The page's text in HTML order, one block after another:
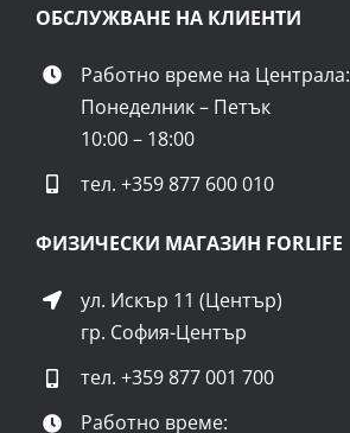
ОБСЛУЖВАНЕ НА КЛИЕНТИ
Работно време на Централа:
Понеделник – Петък
10:00 – 18:00
тел.+359 877 600 010
ФИЗИЧЕСКИ МАГАЗИН FORLIFE
ул. Искър 11 (Център)
гр. София-Център
тел.+359 877 001 700
Работно време: